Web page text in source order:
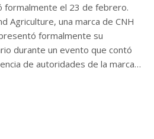
formalmente el 23 de febrero.
Agriculture, una marca de CNH
formalmente su
durante un evento que contó
de autoridades de la marca…